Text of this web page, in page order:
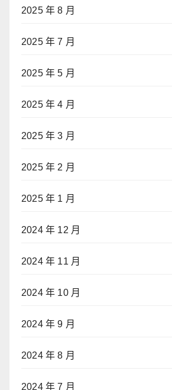
2025 年 8 月
2025 年 7 月
2025 年 5 月
2025 年 4 月
2025 年 3 月
2025 年 2 月
2025 年 1 月
2024 年 12 月
2024 年 11 月
2024 年 10 月
2024 年 9 月
2024 年 8 月
2024 年 7 月